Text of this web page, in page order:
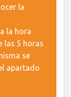
la
la hora
las 5 horas
se
apartado